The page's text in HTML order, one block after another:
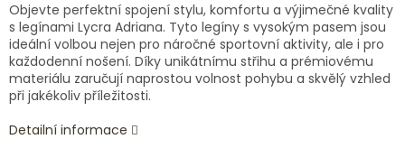
Objevte perfektní spojení stylu, komfortu a výjimečné kvality
s legínami Lycra Adriana. Tyto legíny s vysokým pasem jsou
ideální volbou nejen pro náročné sportovní aktivity, ale i pro
každodenní nošení. Díky unikátnímu střihu a prémiovému
materiálu zaručují naprostou volnost pohybu a skvělý vzhled
při jakékoliv příležitosti.
Detailní informace